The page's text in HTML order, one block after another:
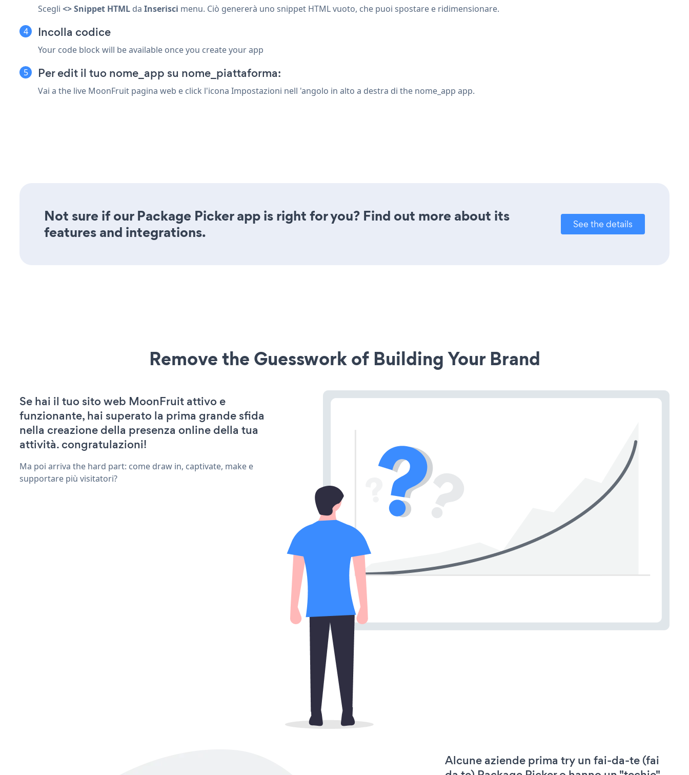
Scegli <> Snippet HTML da Inserisci menu. Ciò genererà uno snippet HTML vuoto, che puoi spostare e ridimensionare.
Incolla codice
Your code block will be available once you create your app
Per edit il tuo nome_app su nome_piattaforma:
Vai a the live MoonFruit pagina web e click l'icona Impostazioni nell 'angolo in alto a destra di the nome_app app.
Not sure if our Package Picker app is right for you? Find out more about its
features and integrations.
See the details
Remove the Guesswork of Building Your Brand
Se hai il tuo sito web MoonFruit attivo e
funzionante, hai superato la prima grande sfida
nella creazione della presenza online della tua
attività. congratulazioni!
Ma poi arriva the hard part: come draw in, captivate, make e
supportare più visitatori?
Alcune aziende prima try un fai-da-te (fai